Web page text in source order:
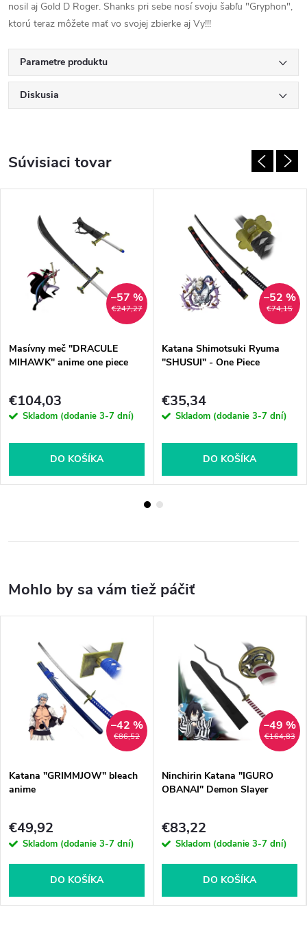
nosil aj Gold D Roger. Shanks pri sebe nosí svoju šabľu "Gryphon",
ktorú teraz môžete mať vo svojej zbierke aj Vy!!!
Parametre produktu
Diskusia
Súvisiaci tovar
€247,27
–57 %
Masívny meč "DRACULE
MIHAWK" anime one piece
€104,03
Skladom (dodanie 3-7 dní)
DO KOŠÍKA
€74,15
–52 %
Katana Shimotsuki Ryuma
"SHUSUI" - One Piece
€35,34
Skladom (dodanie 3-7 dní)
DO KOŠÍKA
€86,52
–42 %
Katana "GRIMMJOW" bleach
anime
€49,92
Skladom (dodanie 3-7 dní)
DO KOŠÍKA
€164,83
–49 %
Ninchirin Katana "IGURO
OBANAI" Demon Slayer
€83,22
Skladom (dodanie 3-7 dní)
DO KOŠÍKA